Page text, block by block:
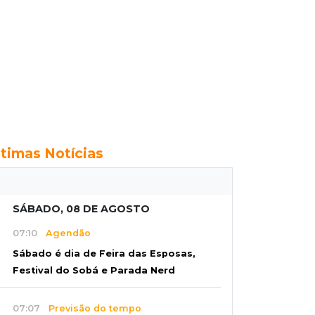
Notícias
SÁBADO, 08 DE AGOSTO
07:10 Agendão
Sábado é dia de Feira das Esposas,
Festival do Sobá e Parada Nerd
07:07 Previsão do tempo